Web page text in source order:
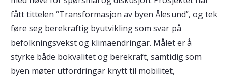
fått tittelen “Transformasjon av byen Ålesund”, og tek
føre seg berekraftig byutvikling som svar på
befolkningsvekst og klimaendringar. Målet er å
styrke både bokvalitet og berekraft, samtidig som
byen møter utfordringar knytt til mobilitet,